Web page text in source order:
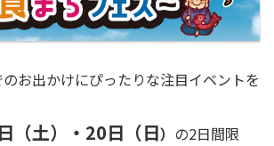
お出かけにぴったりな注目イベントを
（土）・20日（日） の2日間限